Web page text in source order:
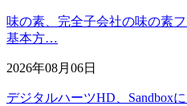
味の素、完全子会社の味の素
基本方…
2026年08月06日
デジタルハーツHD、Sandbox